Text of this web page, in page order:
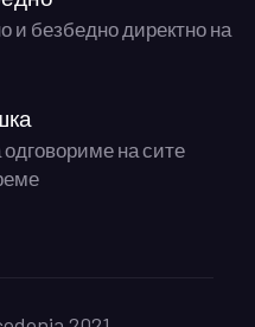
и безбедно директно на
на сите